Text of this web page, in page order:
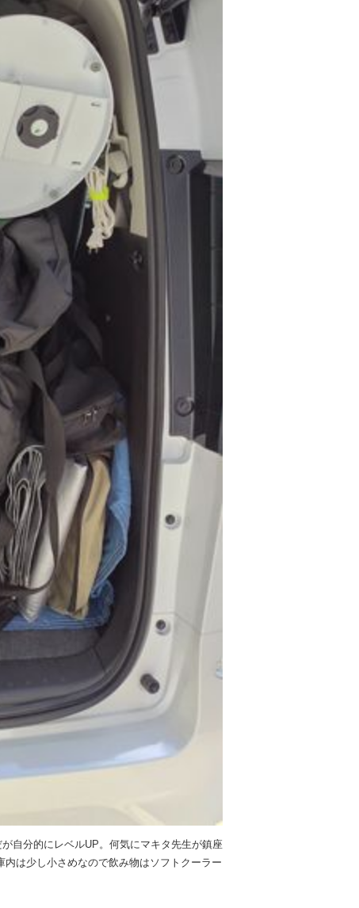
自分的にレベルUP。何気にマキタ先生が鎮座
は少し小さめなので飲み物はソフトクーラー